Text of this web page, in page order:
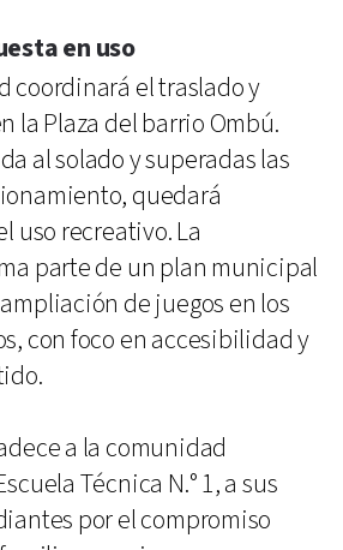
en uso
coordinará el traslado y
la Plaza del barrio Ombú.
al solado y superadas las
quedará
uso recreativo. La
parte de un plan municipal
de juegos en los
con foco en accesibilidad y
a la comunidad
Técnica N.° 1, a sus
por el compromiso